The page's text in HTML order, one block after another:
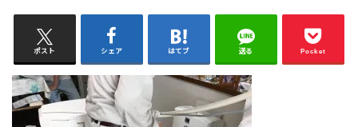
ポスト シェア はてブ 送る Pocket